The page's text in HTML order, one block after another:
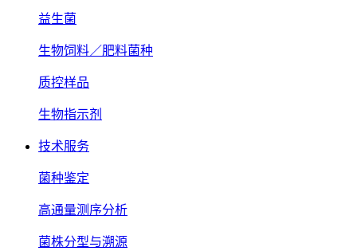
益生菌
生物饲料／肥料菌种
质控样品
生物指示剂
技术服务
菌种鉴定
高通量测序分析
菌株分型与溯源